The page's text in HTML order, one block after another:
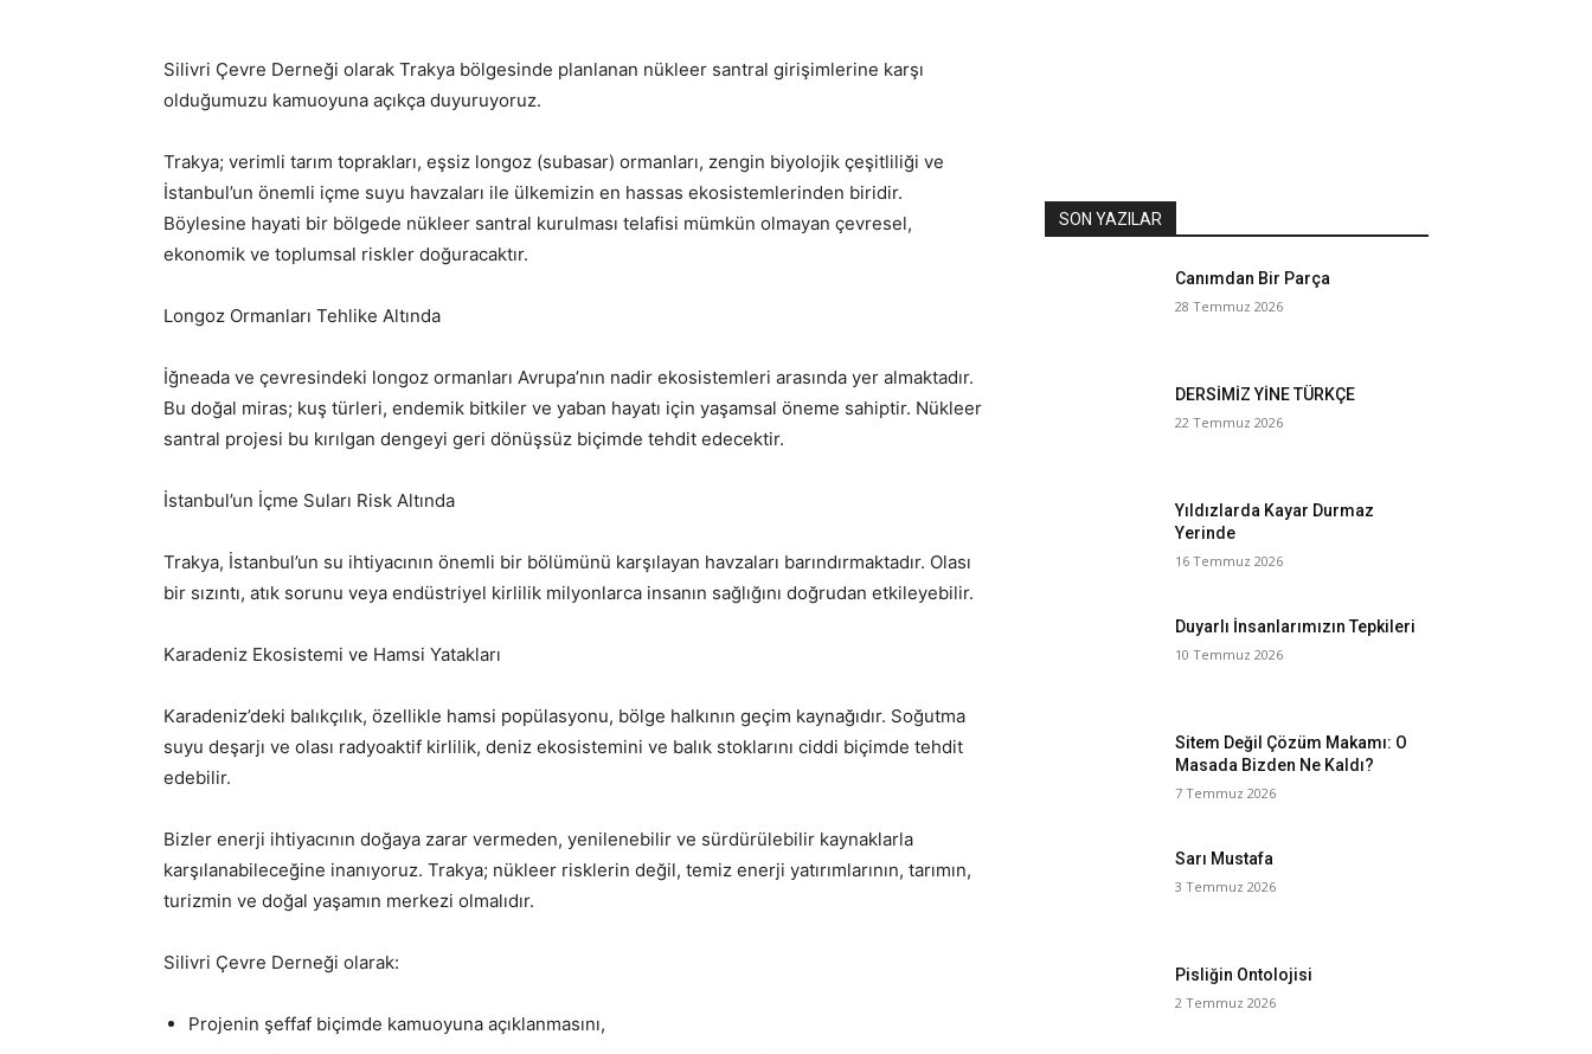
Silivri Çevre Derneği olarak Trakya bölgesinde planlanan nükleer santral girişimlerine karşı
olduğumuzu kamuoyuna açıkça duyuruyoruz.
Trakya; verimli tarım toprakları, eşsiz longoz (subasar) ormanları, zengin biyolojik çeşitliliği ve
İstanbul’un önemli içme suyu havzaları ile ülkemizin en hassas ekosistemlerinden biridir.
Böylesine hayati bir bölgede nükleer santral kurulması telafisi mümkün olmayan çevresel,
ekonomik ve toplumsal riskler doğuracaktır.
Longoz Ormanları Tehlike Altında
İğneada ve çevresindeki longoz ormanları Avrupa’nın nadir ekosistemleri arasında yer almaktadır.
Bu doğal miras; kuş türleri, endemik bitkiler ve yaban hayatı için yaşamsal öneme sahiptir. Nükleer
santral projesi bu kırılgan dengeyi geri dönüşsüz biçimde tehdit edecektir.
İstanbul’un İçme Suları Risk Altında
Trakya, İstanbul’un su ihtiyacının önemli bir bölümünü karşılayan havzaları barındırmaktadır. Olası
bir sızıntı, atık sorunu veya endüstriyel kirlilik milyonlarca insanın sağlığını doğrudan etkileyebilir.
Karadeniz Ekosistemi ve Hamsi Yatakları
Karadeniz’deki balıkçılık, özellikle hamsi popülasyonu, bölge halkının geçim kaynağıdır. Soğutma
suyu deşarjı ve olası radyoaktif kirlilik, deniz ekosistemini ve balık stoklarını ciddi biçimde tehdit
edebilir.
Bizler enerji ihtiyacının doğaya zarar vermeden, yenilenebilir ve sürdürülebilir kaynaklarla
karşılanabileceğine inanıyoruz. Trakya; nükleer risklerin değil, temiz enerji yatırımlarının, tarımın,
turizmin ve doğal yaşamın merkezi olmalıdır.
Silivri Çevre Derneği olarak:
Projenin şeffaf biçimde kamuoyuna açıklanmasını,
SON YAZILAR
Canımdan Bir Parça
28 Temmuz 2026
DERSİMİZ YİNE TÜRKÇE
22 Temmuz 2026
Yıldızlarda Kayar Durmaz
Yerinde
16 Temmuz 2026
Duyarlı İnsanlarımızın Tepkileri
10 Temmuz 2026
Sitem Değil Çözüm Makamı: O
Masada Bizden Ne Kaldı?
7 Temmuz 2026
Sarı Mustafa
3 Temmuz 2026
Pisliğin Ontolojisi
2 Temmuz 2026